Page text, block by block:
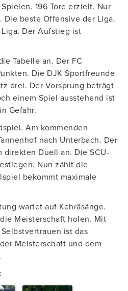
196 Tore erzielt. Nur
beste Offensive der Liga.
Der Aufstieg ist
Tabelle an. Der FC
Die DJK Sportfreunde
drei. Der Vorsprung beträgt
einem Spiel ausstehend ist
Gefahr.
Am kommenden
nach Unterbach. Der
Duell an. Die SCU-
Nun zählt die
bekommt maximale
wartet auf Kehräsänge.
Meisterschaft holen. Mit
ist das
Meisterschaft und dem